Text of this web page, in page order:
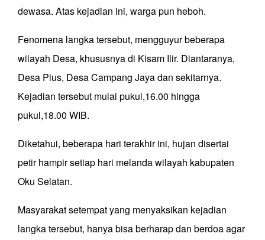
dewasa. Atas kejadian ini, warga pun heboh.
Fenomena langka tersebut, mengguyur beberapa
wilayah Desa, khususnya di Kisam Ilir. Diantaranya,
Desa Pius, Desa Campang Jaya dan sekitarnya.
Kejadian tersebut mulai pukul,16.00 hingga
pukul,18.00 WIB.
Diketahui, beberapa hari terakhir ini, hujan disertai
petir hampir setiap hari melanda wilayah kabupaten
Oku Selatan.
Masyarakat setempat yang menyaksikan kejadian
langka tersebut, hanya bisa berharap dan berdoa agar